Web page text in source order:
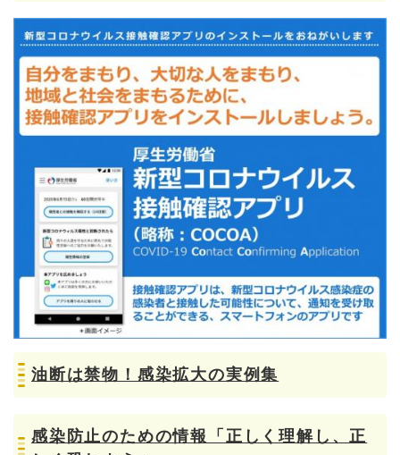
油断は禁物！感染拡大の実例集
感染防止のための情報「正しく理解し、正